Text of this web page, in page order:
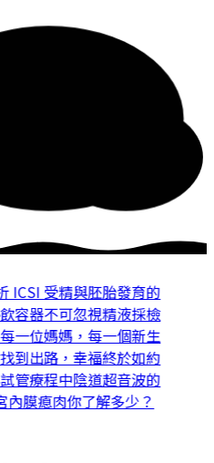
受精與胚胎發育的
容器不可忽視精液採檢
一位媽媽，每一個新生
到出路，幸福終於如約
管療程中陰道超音波的
膜瘜肉你了解多少？